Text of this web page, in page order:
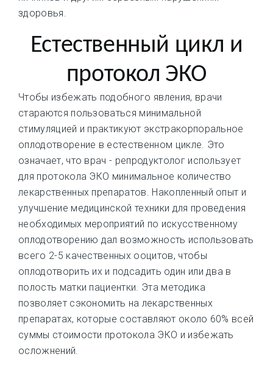
здоровья.
Естественный цикл и
протокол ЭКО
Чтобы избежать подобного явления, врачи
стараются пользоваться минимальной
стимуляцией и практикуют экстракорпоральное
оплодотворение в естественном цикле. Это
означает, что врач - репродуктолог использует
для протокола ЭКО минимальное количество
лекарственных препаратов. Накопленный опыт и
улучшение медицинской техники для проведения
необходимых мероприятий по искусственному
оплодотворению дал возможность использовать
всего 2-5 качественных ооцитов, чтобы
оплодотворить их и подсадить один или два в
полость матки пациентки. Эта методика
позволяет сэкономить на лекарственных
препаратах, которые составляют около 60% всей
суммы стоимости протокола ЭКО и избежать
осложнений.